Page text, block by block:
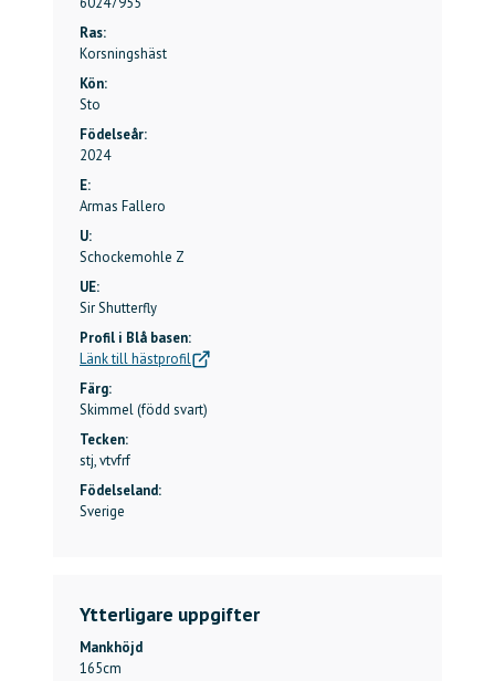
Ras:
Korsningshäst
Kön:
Sto
Födelseår:
2024
E:
Armas Fallero
U:
Schockemohle Z
UE:
Sir Shutterfly
Profil i Blå basen:
Länk till hästprofil
Färg:
Skimmel (född svart)
Tecken:
stj, vtvfrf
Födelseland:
Sverige
Ytterligare uppgifter
Mankhöjd
165cm